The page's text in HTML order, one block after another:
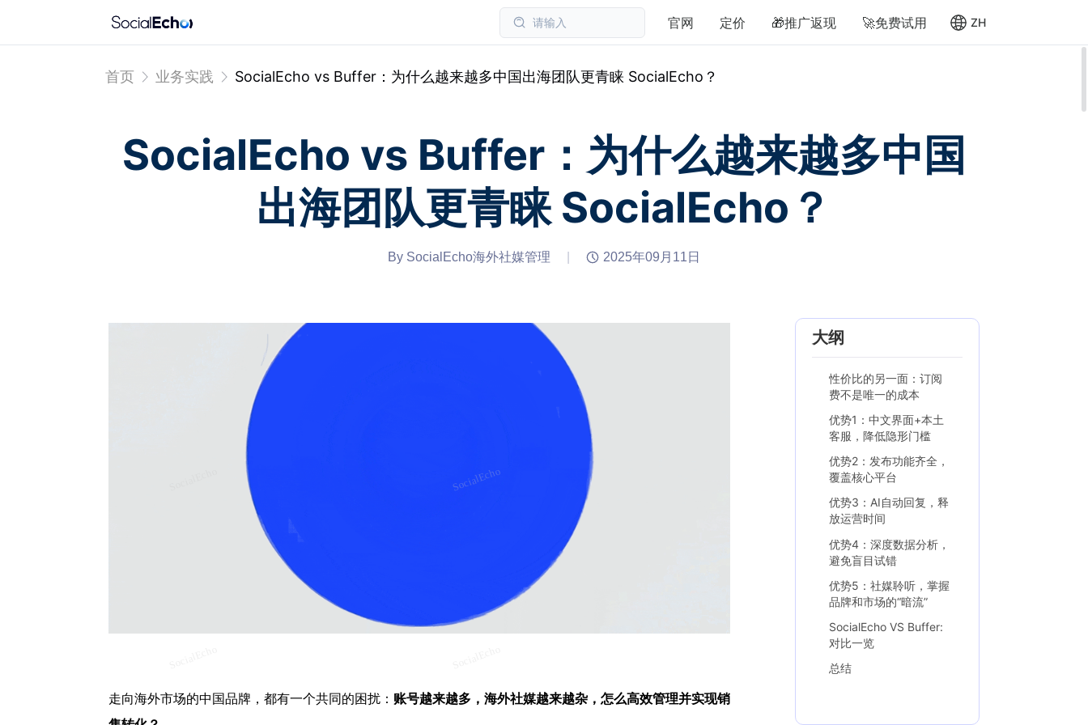
请输入 官网 定价 🎁推广返现 🚀免费试用 ZH
首页 业务实践 SocialEcho vs Buffer：为什么越来越多中国出海团队更青睐 SocialEcho？
SocialEcho vs Buffer：为什么越来越多中国
出海团队更青睐 SocialEcho？
By SocialEcho海外社媒管理 2025年09月11日
走向海外市场的中国品牌，都有一个共同的困扰： 账号越来越多，海外社媒越来越杂，怎么高效管理并实现销
大纲
性价比的另一面：订阅
费不是唯一的成本
优势1：中文界面+本土
客服，降低隐形门槛
优势2：发布功能齐全，
覆盖核心平台
优势3：AI自动回复，释
放运营时间
优势4：深度数据分析，
避免盲目试错
优势5：社媒聆听，掌握
品牌和市场的“暗流”
SocialEcho VS Buffer:
对比一览
总结